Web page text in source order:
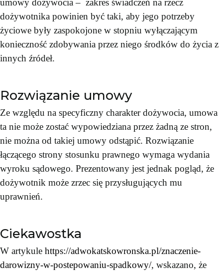
umowy dożywocia – zakres świadczeń na rzecz
dożywotnika powinien być taki, aby jego potrzeby
życiowe były zaspokojone w stopniu wyłączającym
konieczność zdobywania przez niego środków do życia z
innych źródeł.
Rozwiązanie umowy
Ze względu na specyficzny charakter dożywocia, umowa
ta nie może zostać wypowiedziana przez żadną ze stron,
nie można od takiej umowy odstąpić. Rozwiązanie
łączącego strony stosunku prawnego wymaga wydania
wyroku sądowego. Prezentowany jest jednak pogląd, że
dożywotnik może zrzec się przysługujących mu
uprawnień.
Ciekawostka
W artykule https://adwokatskowronska.pl/znaczenie-
darowizny-w-postepowaniu-spadkowy/, wskazano, że